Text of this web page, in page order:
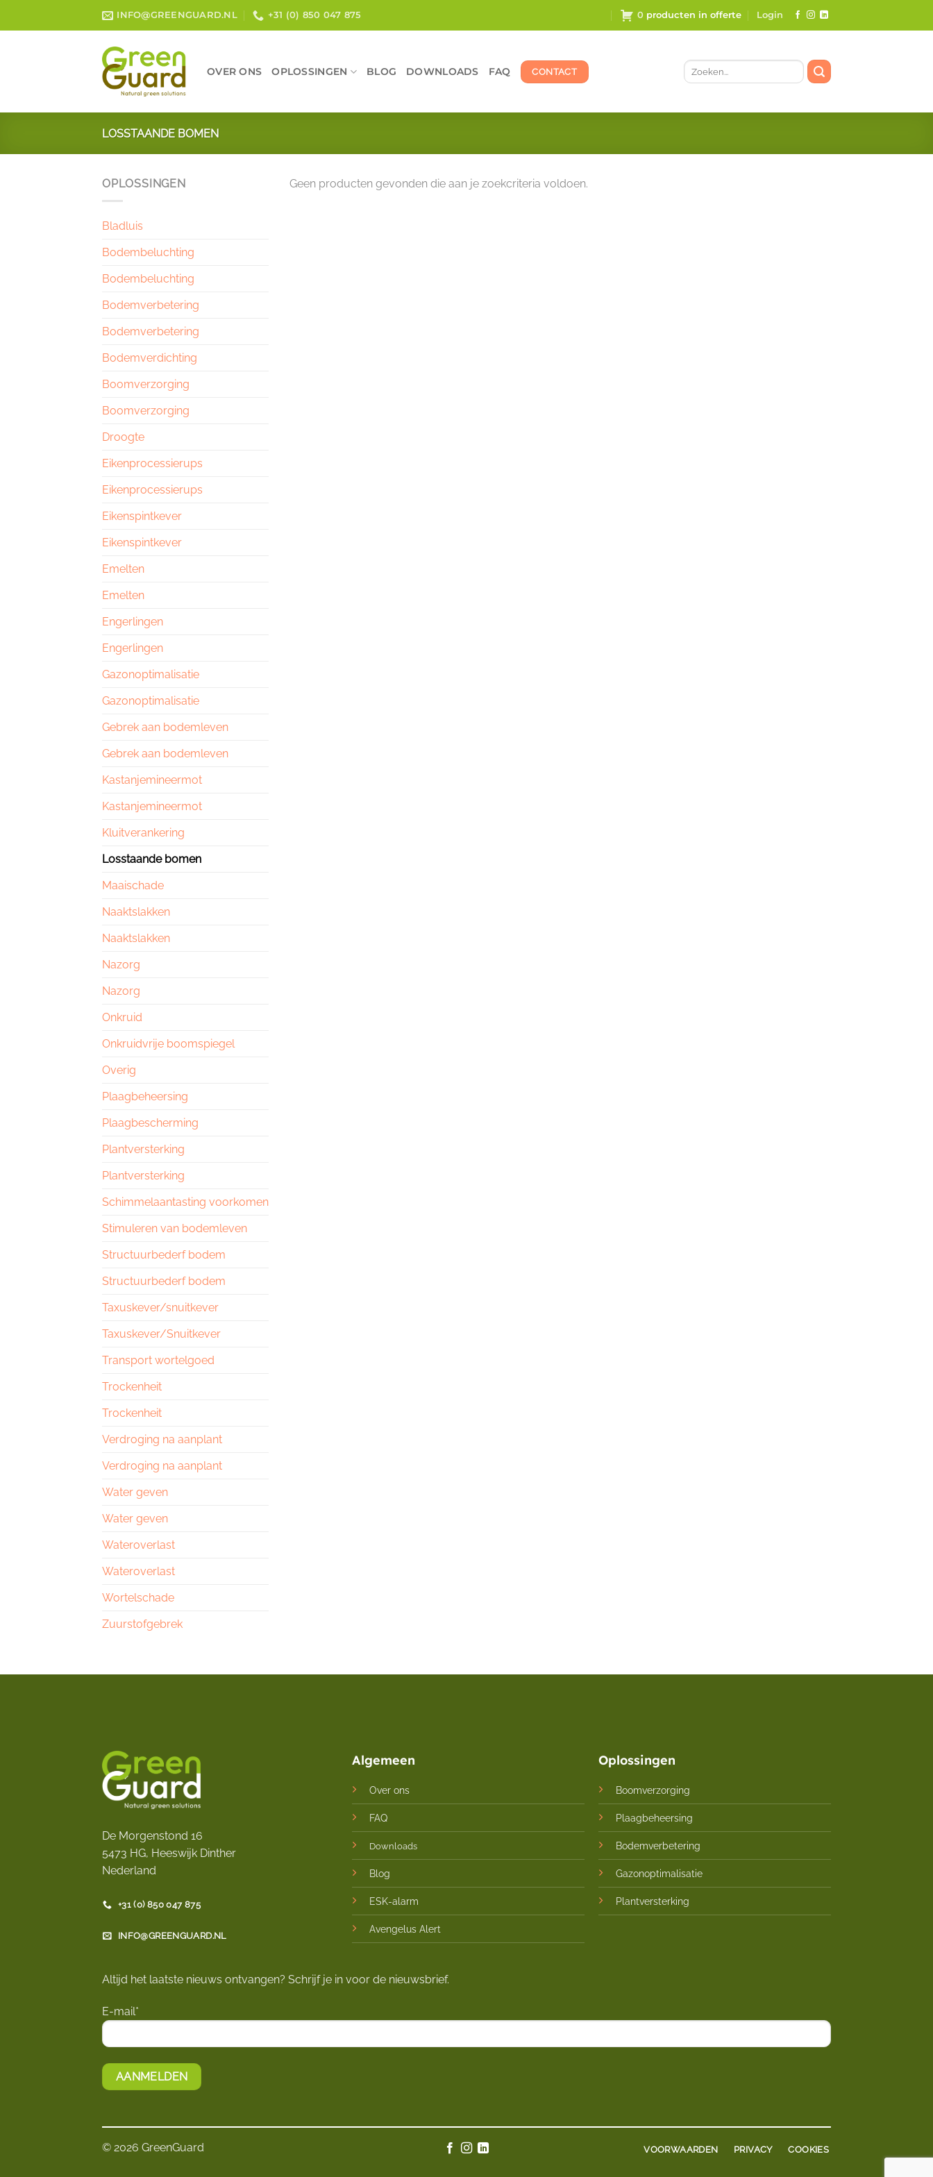
INFO@GREENGUARD.NL +31 (0) 850 047 875 0 Login
OVER ONS OPLOSSINGEN BLOG DOWNLOADS FAQ CONTACT
Zoeken
naar:
LOSSTAANDE BOMEN
OPLOSSINGEN
Bladluis
Bodembeluchting
Bodembeluchting
Bodemverbetering
Bodemverbetering
Bodemverdichting
Boomverzorging
Boomverzorging
Droogte
Eikenprocessierups
Eikenprocessierups
Eikenspintkever
Eikenspintkever
Emelten
Emelten
Engerlingen
Engerlingen
Gazonoptimalisatie
Gazonoptimalisatie
Gebrek aan bodemleven
Gebrek aan bodemleven
Kastanjemineermot
Kastanjemineermot
Kluitverankering
Losstaande bomen
Maaischade
Naaktslakken
Naaktslakken
Nazorg
Nazorg
Onkruid
Onkruidvrije boomspiegel
Overig
Plaagbeheersing
Plaagbescherming
Plantversterking
Plantversterking
Schimmelaantasting voorkomen
Stimuleren van bodemleven
Structuurbederf bodem
Structuurbederf bodem
Taxuskever/snuitkever
Taxuskever/Snuitkever
Transport wortelgoed
Trockenheit
Trockenheit
Verdroging na aanplant
Verdroging na aanplant
Water geven
Water geven
Wateroverlast
Wateroverlast
Wortelschade
Zuurstofgebrek
Geen producten gevonden die aan je zoekcriteria voldoen.
De Morgenstond 16
5473 HG, Heeswijk Dinther
Nederland
+31 (0) 850 047 875
INFO@GREENGUARD.NL
Algemeen
Over ons
FAQ
Downloads
Blog
ESK-alarm
Avengelus Alert
Oplossingen
Boomverzorging
Plaagbeheersing
Bodemverbetering
Gazonoptimalisatie
Plantversterking
Altijd het laatste nieuws ontvangen? Schrijf je in voor de nieuwsbrief.
E-mail*
© 2026 GreenGuard VOORWAARDEN PRIVACY COOKIES